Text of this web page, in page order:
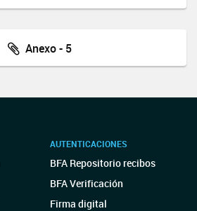
Anexo - 5
AUTENTICACIONES
BFA Repositorio recibos
BFA Verificación
Firma digital